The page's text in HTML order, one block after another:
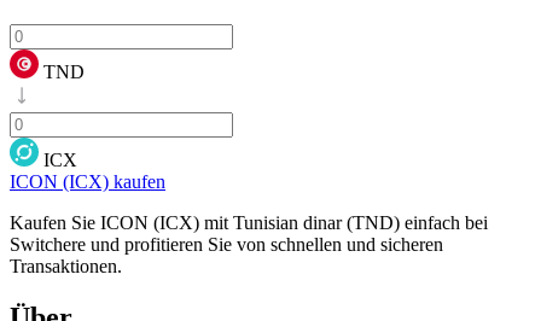
TND
ICX
ICON (ICX) kaufen
Kaufen Sie ICON (ICX) mit Tunisian dinar (TND) einfach bei
Switchere und profitieren Sie von schnellen und sicheren
Transaktionen.